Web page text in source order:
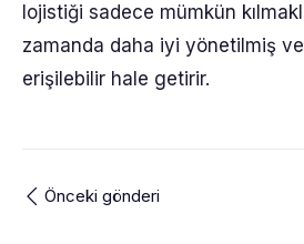
lojistiği sadece mümkün
zamanda daha iyi yönetilmiş
erişilebilir hale getirir.
Önceki gönderi